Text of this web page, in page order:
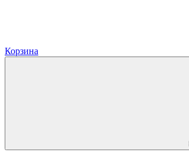
Корзина